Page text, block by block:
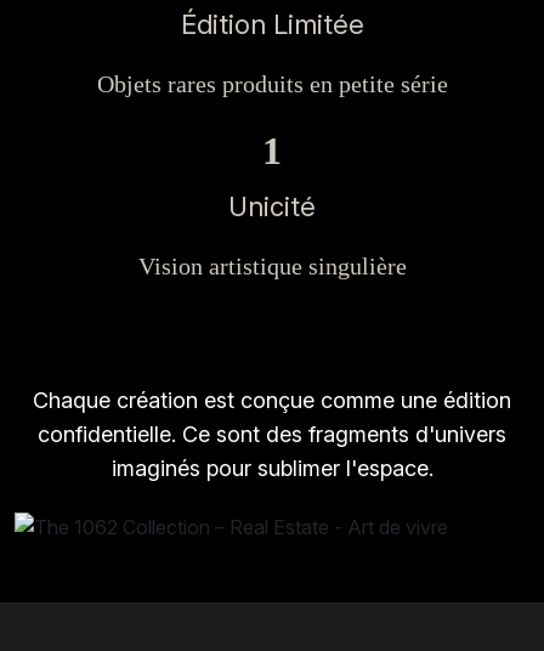
Édition Limitée
Objets rares produits en petite série
1
Unicité
Vision artistique singulière
Chaque création est conçue comme une édition
confidentielle. Ce sont des fragments d'univers
imaginés pour sublimer l'espace.